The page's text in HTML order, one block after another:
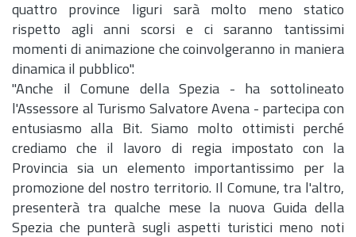
quattro province liguri sarà molto meno statico
rispetto agli anni scorsi e ci saranno tantissimi
momenti di animazione che coinvolgeranno in maniera
dinamica il pubblico".
"Anche il Comune della Spezia - ha sottolineato
l'Assessore al Turismo Salvatore Avena - partecipa con
entusiasmo alla Bit. Siamo molto ottimisti perché
crediamo che il lavoro di regia impostato con la
Provincia sia un elemento importantissimo per la
promozione del nostro territorio. Il Comune, tra l'altro,
presenterà tra qualche mese la nuova Guida della
Spezia che punterà sugli aspetti turistici meno noti